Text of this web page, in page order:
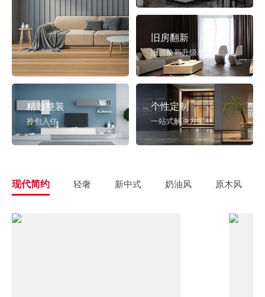
旧房翻新
旧房焕新升级改造
精致整装
拎包入住
个性定制
一站式解决方案
现代简约 轻奢 新中式 奶油风 原木风